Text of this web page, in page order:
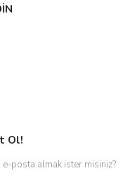
Ol!
e-posta almak ister misiniz?